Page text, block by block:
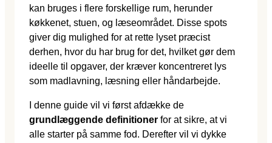
kan bruges i flere forskellige rum, herunder
køkkenet, stuen, og læseområdet. Disse spots
giver dig mulighed for at rette lyset præcist
derhen, hvor du har brug for det, hvilket gør dem
ideelle til opgaver, der kræver koncentreret lys
som madlavning, læsning eller håndarbejde.
I denne guide vil vi først afdække de
grundlæggende definitioner for at sikre, at vi
alle starter på samme fod. Derefter vil vi dykke